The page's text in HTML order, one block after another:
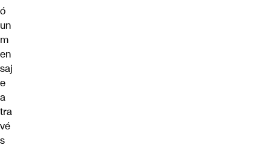
ó
un
m
en
saj
e
a
tra
vé
s